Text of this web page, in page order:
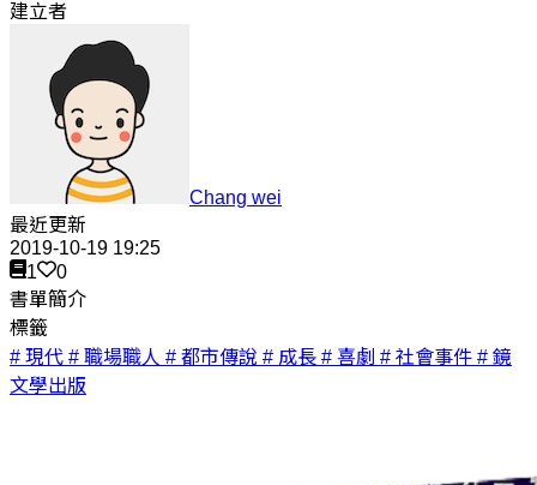
建立者
Chang wei
最近更新
2019-10-19 19:25
1
0
書單簡介
標籤
# 現代 # 職場職人 # 都市傳說 # 成長 # 喜劇 # 社會事件 # 鏡
文學出版